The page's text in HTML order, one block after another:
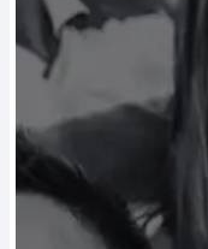
Alle
ASK
BRG
NSG
SC
SG
VCU
Kontakt